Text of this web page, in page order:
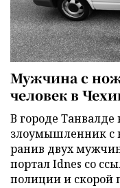
Мужчина с
человек в
В городе Танвалде
злоумышленник с
ранив двух
портал Idnes со
полиции и скорой